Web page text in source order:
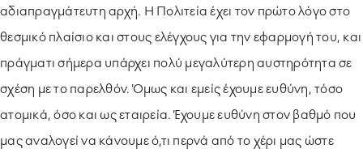
αδιαπραγμάτευτη αρχή. Η Πολιτεία έχει τον πρώτο λόγο στο
θεσμικό πλαίσιο και στους ελέγχους για την εφαρμογή του, και
πράγματι σήμερα υπάρχει πολύ μεγαλύτερη αυστηρότητα σε
σχέση με το παρελθόν. Όμως και εμείς έχουμε ευθύνη, τόσο
ατομικά, όσο και ως εταιρεία. Έχουμε ευθύνη στον βαθμό που
μας αναλογεί να κάνουμε ό,τι περνά από το χέρι μας ώστε